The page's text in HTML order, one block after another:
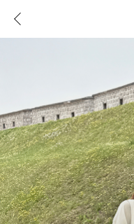
로그인
콘텐츠 리뷰 & 혜택
CATEGORY
도착보장⚡
인플루언서 pick!